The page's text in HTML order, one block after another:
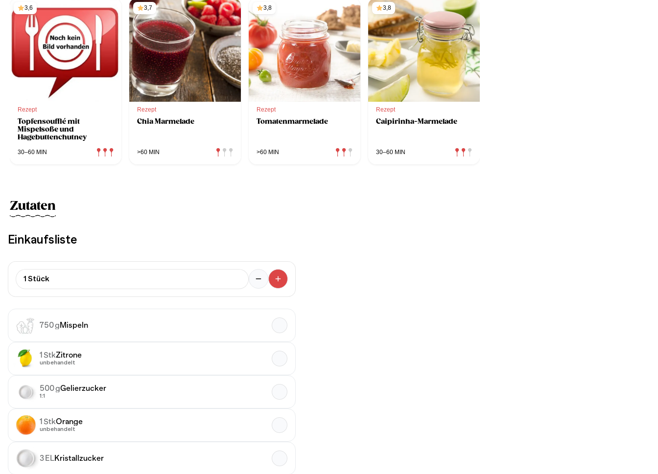
3,6
Rezept
Topfensoufflé mit
Mispelsoße und
Hagebuttenchutney
30–60 MIN
3,7
Rezept
Chia Marmelade
>60 MIN
3,8
Rezept
Tomatenmarmelade
>60 MIN
3,8
Rezept
Caipirinha-Marmelade
30–60 MIN
Zutaten